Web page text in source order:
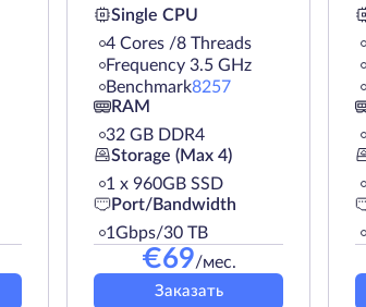
Single CPU
4 Cores /8 Threads
Frequency 3.5 GHz
Benchmark8257
RAM
32 GB DDR4
Storage (Max 4)
1 х 960GB SSD
Port/Bandwidth
1Gbps/30 TB
€69/мес.
Заказать